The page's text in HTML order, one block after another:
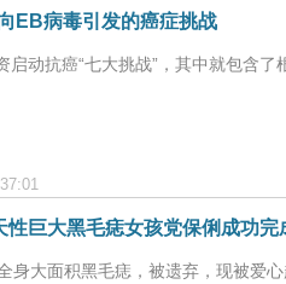
EB病毒引发的癌症挑战
启动抗癌“七大挑战”，其中就包含
巨大黑毛痣女孩党保俐成功完
身大面积黑毛痣，被遗弃，现被爱